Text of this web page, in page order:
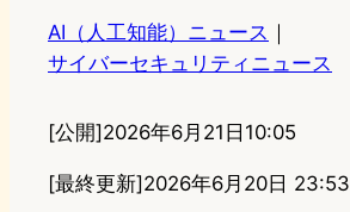
AI（人工知能）ニュース ｜
サイバーセキュリティニュース
[公開]2026年6月21日10:05
[最終更新]2026年6月20日 23:53